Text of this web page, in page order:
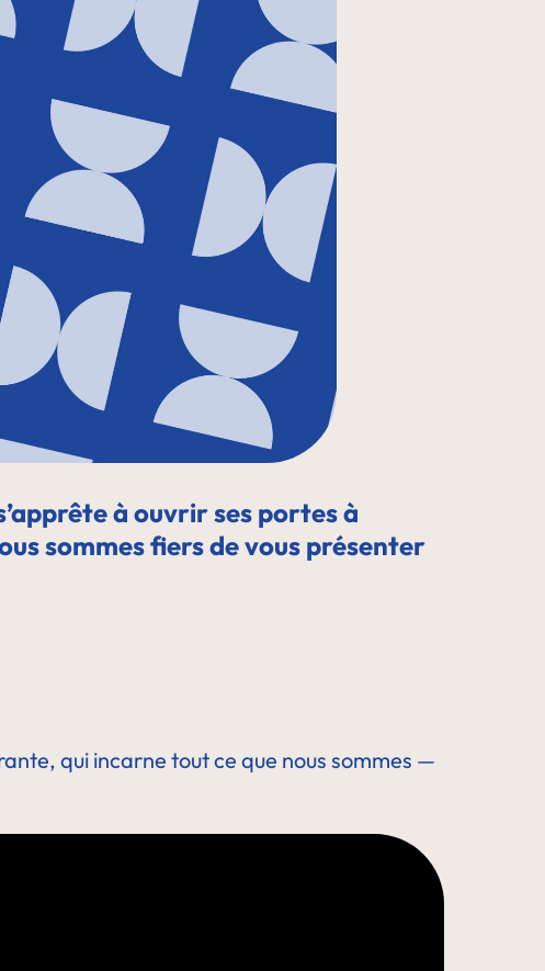
à ouvrir ses portes à
sommes fiers de vous présenter
qui incarne tout ce que nous sommes —